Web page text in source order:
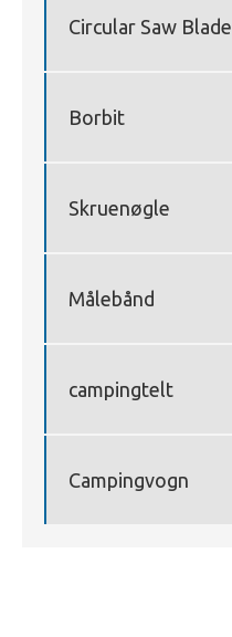
Circular Saw Blade
Borbit
Skruenøgle
Målebånd
campingtelt
Campingvogn